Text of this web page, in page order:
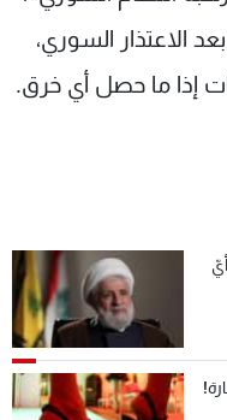
الاعتذار السوري،
إذا ما حصل أي خرق.